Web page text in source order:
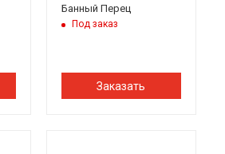
Банный Перец
Под заказ
Заказать